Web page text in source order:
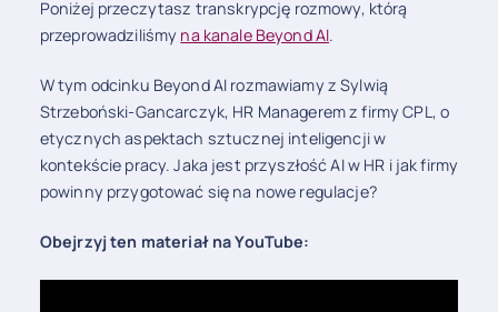
Poniżej przeczytasz transkrypcję rozmowy, którą
przeprowadziliśmy na kanale Beyond AI.
W tym odcinku Beyond AI rozmawiamy z Sylwią
Strzeboński-Gancarczyk, HR Managerem z firmy CPL, o
etycznych aspektach sztucznej inteligencji w
kontekście pracy. Jaka jest przyszłość AI w HR i jak firmy
powinny przygotować się na nowe regulacje?
Obejrzyj ten materiał na YouTube: